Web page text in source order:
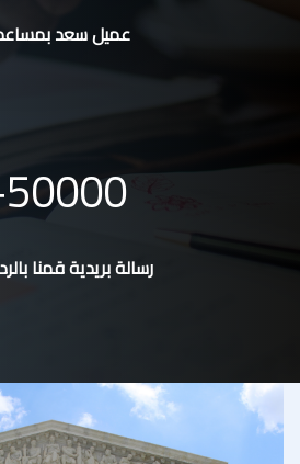
عميل سعد
50000
رسالة بريدية قمنا